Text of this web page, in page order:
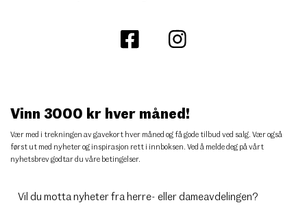
Vinn 3000 kr hver måned!
Vær med i trekningen av gavekort hver måned og få gode tilbud ved salg. Vær også
først ut med nyheter og inspirasjon rett i innboksen. Ved å melde deg på vårt
nyhetsbrev godtar du våre betingelser.
Vil du motta nyheter fra herre- eller dameavdelingen?